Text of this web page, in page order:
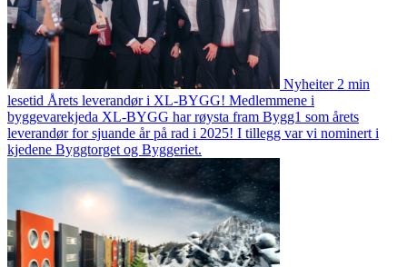
Nyheiter 2 min
lesetid Årets leverandør i XL-BYGG! Medlemmene i
byggevarekjeda XL-BYGG har røysta fram Bygg1 som årets
leverandør for sjuande år på rad i 2025! I tillegg var vi nominert i
kjedene Byggtorget og Byggeriet.